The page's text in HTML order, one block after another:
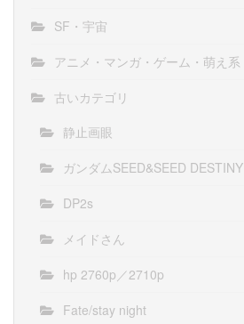
SF・宇宙
アニメ・マンガ・ゲーム・萌え系
古いカテゴリ
静止画眼
ガンダムSEED&SEED DESTINY
DP2s
メイドさん
hp 2760p／2710p
Fate/stay night